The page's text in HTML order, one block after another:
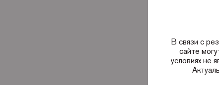
В связи с
сайте
условиях не